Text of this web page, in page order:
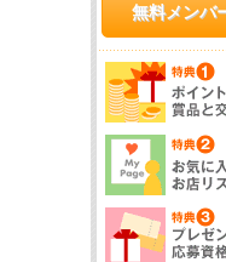
無料メンバ